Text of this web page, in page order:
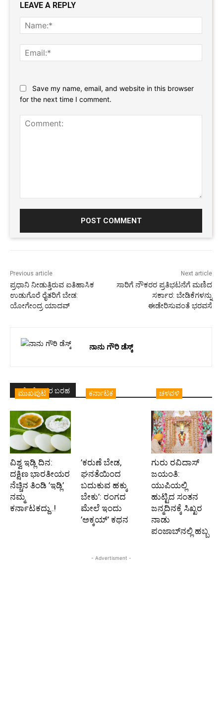
LEAVE A REPLY
Save my name, email, and website in this browser
for the next time I comment.
Previous article
ಪ್ರಧಾನಿ ನೀಡುತ್ತಿರುವ ಐತಿಹಾಸಿಕ
ಉಡುಗೊರೆ ರೈತರಿಗೆ ಬೇಡ:
ಯೋಗೇಂದ್ರ ಯಾದವ್
Next article
ಸಾರಿಗೆ ನೌಕರರ ಪ್ರತಿಭಟನೆಗೆ ಮಣಿದ
ಸರ್ಕಾರ: ಬೇಡಿಕೆಗಳನ್ನು
ಈಡೇರಿಸುವಂತೆ ಭರವಸೆ
ನಾನು ಗೌರಿ ಡೆಸ್ಕ್
ಇದೇ ಲೇಖಕರ ಬರಹ
ಮುಖಪುಟ
ವಿಶ್ವ ಇಡ್ಲಿ ದಿನ:
ದಕ್ಷಿಣ ಭಾರತೀಯರ
ನೆಚ್ಚಿನ ತಿಂಡಿ ’ಇಡ್ಲಿ’
ನಮ್ಮ
ಕರ್ನಾಟಕದ್ದು..!
ಕರ್ನಾಟಕ
’ಕರುಣೆ ಬೇಡ,
ಘನತೆಯಿಂದ
ಬದುಕುವ ಹಕ್ಕು
ಬೇಕು’: ರಂಗದ
ಮೇಲೆ ಇಂದು
’ಅಕ್ಕಯ್’ ಕಥನ
ಚಳವಳಿ
ಗುರು ರವಿದಾಸ್
ಜಯಂತಿ:
ಯುಪಿಯಲ್ಲಿ
ಹುಟ್ಟಿದ ಸಂತನ
ಜನ್ಮದಿನಕ್ಕೆ ಸಿಖ್ಖರ
ನಾಡು
ಪಂಜಾಬ್‌ನಲ್ಲಿ ಹಬ್ಬ
- Advertisment -